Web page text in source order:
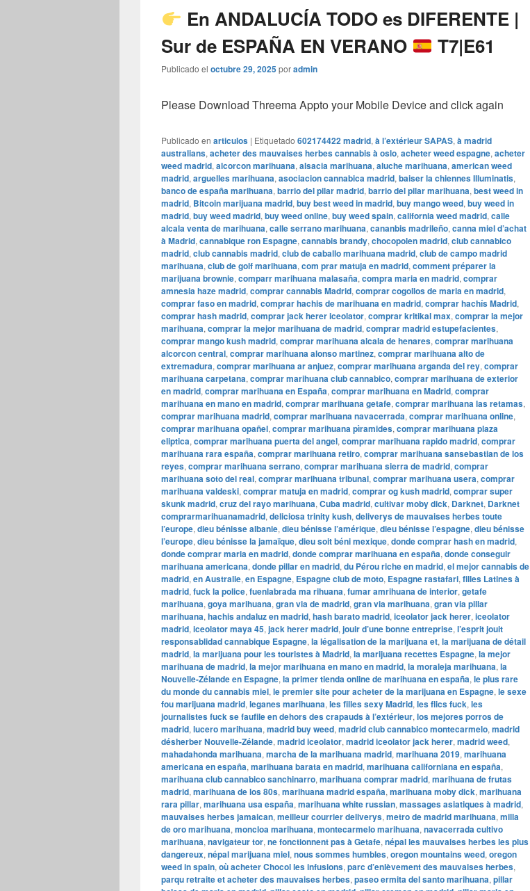
En ANDALUCÍA TODO es DIFERENTE |
Sur de ESPAÑA EN VERANO
T7|E61
Publicado el octubre 29, 2025poradmin
Please Download Threema Appto your Mobile Device and click again
Publicado en articulos | Etiquetado 602174422 madrid, à l’extérieur SAPAS, à madrid
australians, acheter des mauvaises herbes cannabis à oslo, acheter weed espagne, acheter
weed madrid, alcorcon marihuana, alsacia marihuana, aluche marihuana, american weed
madrid, arguelles marihuana, asociacion cannabica madrid, baiser la chiennes Illuminatis,
banco de españa marihuana, barrio del pilar madrid, barrio del pilar marihuana, best weed in
madrid, Bitcoin marijuana madrid, buy best weed in madrid, buy mango weed, buy weed in
madrid, buy weed madrid, buy weed online, buy weed spain, california weed madrid, calle
alcala venta de marihuana, calle serrano marihuana, cananbis madrileño, canna miel d’achat
à Madrid, cannabique ron Espagne, cannabis brandy, chocopolen madrid, club cannabico
madrid, club cannabis madrid, club de caballo marihuana madrid, club de campo madrid
marihuana, club de golf marihuana, com prar matuja en madrid, comment préparer la
marijuana brownie, comparr marihuana malasaña, compra maria en madrid, comprar
amnesia haze madrid, comprar cannabis Madrid, comprar cogollos de maria en madrid,
comprar faso en madrid, comprar hachis de marihuana en madrid, comprar hachís Madrid,
comprar hash madrid, comprar jack herer iceolator, comprar kritikal max, comprar la mejor
marihuana, comprar la mejor marihuana de madrid, comprar madrid estupefacientes,
comprar mango kush madrid, comprar marihuana alcala de henares, comprar marihuana
alcorcon central, comprar marihuana alonso martinez, comprar marihuana alto de
extremadura, comprar marihuana ar anjuez, comprar marihuana arganda del rey, comprar
marihuana carpetana, comprar marihuana club cannabico, comprar marihuana de exterior
en madrid, comprar marihuana en España, comprar marihuana en Madrid, comprar
marihuana en mano en madrid, comprar marihuana getafe, comprar marihuana las retamas,
comprar marihuana madrid, comprar marihuana navacerrada, comprar marihuana online,
comprar marihuana opañel, comprar marihuana pìramides, comprar marihuana plaza
eliptica, comprar marihuana puerta del angel, comprar marihuana rapido madrid, comprar
marihuana rara españa, comprar marihuana retiro, comprar marihuana sansebastian de los
reyes, comprar marihuana serrano, comprar marihuana sierra de madrid, comprar
marihuana soto del real, comprar marihuana tribunal, comprar marihuana usera, comprar
marihuana valdeski, comprar matuja en madrid, comprar og kush madrid, comprar super
skunk madrid, cruz del rayo marihuana, Cuba madrid, cultivar moby dick, Darknet, Darknet
comprarmarihuanamadrid, deliciosa trinity kush, deliverys de mauvaises herbes toute
l’europe, dieu bénisse albanie, dieu bénisse l’amérique, dieu bénisse l’espagne, dieu bénisse
l’europe, dieu bénisse la jamaïque, dieu soit béni mexique, donde comprar hash en madrid,
donde comprar maria en madrid, donde comprar marihuana en españa, donde conseguir
marihuana americana, donde pillar en madrid, du Pérou riche en madrid, el mejor cannabis de
madrid, en Australie, en Espagne, Espagne club de moto, Espagne rastafari, filles Latines à
madrid, fuck la police, fuenlabrada ma rihuana, fumar amrihuana de interior, getafe
marihuana, goya marihuana, gran via de madrid, gran via marihuana, gran via pillar
marihuana, hachis andaluz en madrid, hash barato madrid, iceolator jack herer, iceolator
madrid, iceolator maya 45, jack herer madrid, jouir d’une bonne entreprise, l’esprit jouit
responsablidad cannabique Espagne, la légalisation de la marijuana et, la marijuana de détail
madrid, la marijuana pour les touristes à Madrid, la marijuana recettes Espagne, la mejor
marihuana de madrid, la mejor marihuana en mano en madrid, la moraleja marihuana, la
Nouvelle-Zélande en Espagne, la primer tienda online de marihuana en españa, le plus rare
du monde du cannabis miel, le premier site pour acheter de la marijuana en Espagne, le sexe
fou marijuana madrid, leganes marihuana, les filles sexy Madrid, les flics fuck, les
journalistes fuck se faufile en dehors des crapauds à l’extérieur, los mejores porros de
madrid, lucero marihuana, madrid buy weed, madrid club cannabico montecarmelo, madrid
désherber Nouvelle-Zélande, madrid iceolator, madrid iceolator jack herer, madrid weed,
mahadahonda marihuana, marcha de la marihuana madrid, marihuana 2019, marihuana
americana en españa, marihuana barata en madrid, marihuana californiana en españa,
marihuana club cannabico sanchinarro, marihuana comprar madrid, marihuana de frutas
madrid, marihuana de los 80s, marihuana madrid españa, marihuana moby dick, marihuana
rara pillar, marihuana usa españa, marihuana white russian, massages asiatiques à madrid,
mauvaises herbes jamaican, meilleur courrier deliverys, metro de madrid marihuana, milla
de oro marihuana, moncloa marihuana, montecarmelo marihuana, navacerrada cultivo
marihuana, navigateur tor, ne fonctionnent pas à Getafe, népal les mauvaises herbes les plus
dangereux, népal marijuana miel, nous sommes humbles, oregon mountains weed, oregon
weed in spain, où acheter Chocol les infusions, parc d’enlèvement des mauvaises herbes,
parqu retraite et acheter des mauvaises herbes, paseo ermita del santo marihuana, pillar